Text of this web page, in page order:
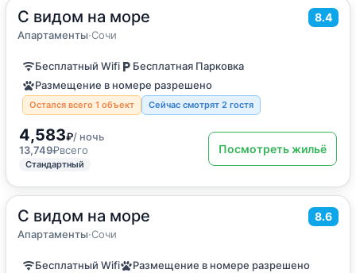
С видом на море 8.4
Апартаменты·Сочи
36м2·4 гостя
Бесплатный Wifi
Бесплатная Парковка
Размещение в номере разрешено
Остался всего 1 объект Сейчас смотрят 2 гостя
4,583₽/ ночь
13,749₽всего
Стандартный
Посмотреть жильё
С видом на море 8.6
Апартаменты·Сочи
32м2·4 гостя
Бесплатный Wifi Размещение в номере разрешено